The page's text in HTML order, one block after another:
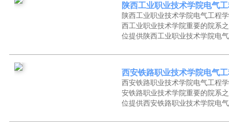
陕西工业职业技术学院电气
陕西工业职业技术学院电气工程
西工业职业技术学院重要的院系
位提供陕西工业职业技术学院电
西安铁路职业技术学院电气
西安铁路职业技术学院电气工程
安铁路职业技术学院重要的院系
位提供西安铁路职业技术学院电